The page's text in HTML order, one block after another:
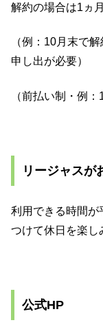
解約の場合は1ヵ
（例：10月末で
申し出が必要）
（前払い制・例
リージャスが
利用できる時間が
つけて休日を楽し
公式HP